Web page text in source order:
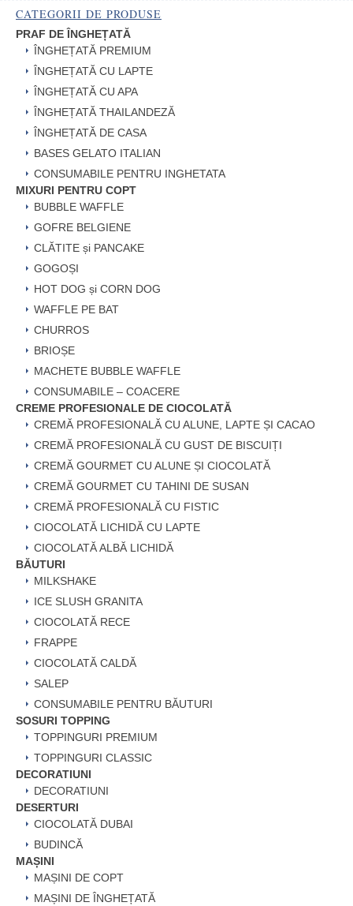
CATEGORII DE PRODUSE
PRAF DE ÎNGHEȚATĂ
ÎNGHEȚATĂ PREMIUM
ÎNGHEȚATĂ CU LAPTE
ÎNGHEȚATĂ CU APA
ÎNGHEȚATĂ THAILANDEZĂ
ÎNGHEȚATĂ DE CASA
BASES GELATO ITALIAN
CONSUMABILE PENTRU INGHETATA
MIXURI PENTRU COPT
BUBBLE WAFFLE
GOFRE BELGIENE
CLĂTITE și PANCAKE
GOGOȘI
HOT DOG și CORN DOG
WAFFLE PE BAT
CHURROS
BRIOȘE
MACHETE BUBBLE WAFFLE
CONSUMABILE – COACERE
CREME PROFESIONALE DE CIOCOLATĂ
CREMĂ PROFESIONALĂ CU ALUNE, LAPTE ȘI CACAO
CREMĂ PROFESIONALĂ CU GUST DE BISCUIȚI
CREMĂ GOURMET CU ALUNE ȘI CIOCOLATĂ
CREMĂ GOURMET CU TAHINI DE SUSAN
CREMĂ PROFESIONALĂ CU FISTIC
CIOCOLATĂ LICHIDĂ CU LAPTE
CIOCOLATĂ ALBĂ LICHIDĂ
BĂUTURI
MILKSHAKE
ICE SLUSH GRANITA
CIOCOLATĂ RECE
FRAPPE
CIOCOLATĂ CALDĂ
SALEP
CONSUMABILE PENTRU BĂUTURI
SOSURI TOPPING
TOPPINGURI PREMIUM
TOPPINGURI CLASSIC
DECORATIUNI
DECORATIUNI
DESERTURI
CIOCOLATĂ DUBAI
BUDINCĂ
MAȘINI
MAȘINI DE COPT
MAȘINI DE ÎNGHEȚATĂ